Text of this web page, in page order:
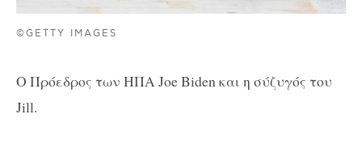
©GETTY IMAGES
Ο Πρόεδρος των ΗΠΑ Joe Biden και η σύζυγός του
Jill.